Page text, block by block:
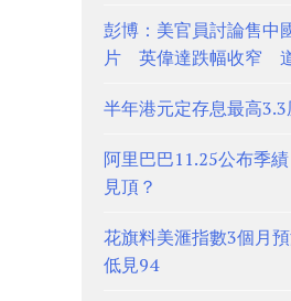
彭博：美官員討論售中
片 英偉達跌幅收窄
半年港元定存息最高
阿里巴巴11.25公布季
見頂？
花旗料美滙指數3個月
低見94